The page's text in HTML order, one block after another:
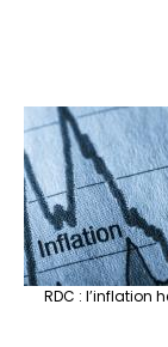
RDC : l’inflation